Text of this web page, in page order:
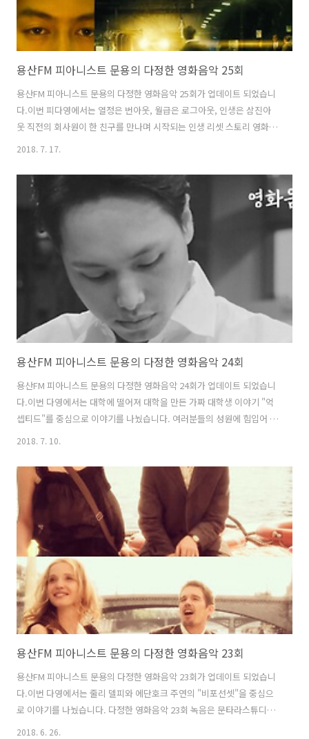
용산FM 피아니스트 문용의 다정한 영화음악 25회
용산FM 피아니스트 문용의 다정한 영화음악 25회가 업데이트 되었습니
다.이번 피다영에서는 열정은 번아웃, 월급은 로그아웃, 인생은 삼진아
웃 직전의 회사원이 한 친구를 만나며 시작되는 인생 리셋 스토리 영화
"잠깐, 회사 좀 관두고 올게"에 대해 이야기 나누었습니다. 여러분들의
16일 오후4시 부터 생방송으로 진행되었습니다. 그럼 용산FM 피아니스
트 문용의 다정한 영화음악 25회를 들어보시기 바랍니다.댓글과 좋아요
는 커다란 힘이 됩니다 :) 팟티:
https://www.podty.me/episode/14229935팟빵:
http://www.podbbang.com/ch/7604?e=22659711
2018. 7. 17.
용산FM 피아니스트 문용의 다정한 영화음악 24회
용산FM 피아니스트 문용의 다정한 영화음악 24회가 업데이트 되었습니
다.이번 다영에서는 대학에 떨어져 대학을 만든 가짜 대학생 이야기 "억
셉티드"를 중심으로 이야기를 나눴습니다. 여러분들의 성원에 힘입어 피
다영이 1주년을 맞았습니다!특별 게스트로 용산FM의 마스코트 기술을
트 문용의 다정한 영화음악 24회를 들어보시기 바랍니다.댓글과 좋아요
는 커다란 힘이 됩니다 :) 팟티:
https://www.podty.me/episode/14229934팟빵:
http://www.podbbang.com/ch/7604?e=22650837
2018. 7. 10.
용산FM 피아니스트 문용의 다정한 영화음악 23회
용산FM 피아니스트 문용의 다정한 영화음악 23회가 업데이트 되었습니
다.이번 다영에서는 줄리 델피와 에단호크 주연의 "비포선셋"을 중심으
로 이야기를 나눴습니다. 다정한 영화음악 23회 녹음은 문타라스튜디오
에서 이뤄졌으며게스트로는 본명을 밝히길 꺼리는 '용광로맨'이라는 분
2018. 6. 26.